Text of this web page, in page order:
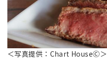
＜写真提供：Chart HouseⒸ＞